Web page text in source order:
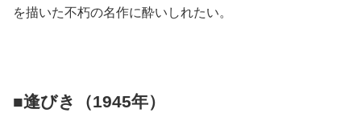
を描いた不朽の名作に酔いしれたい。
■逢びき（1945年）